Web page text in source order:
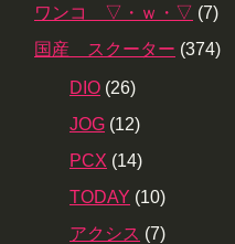
ワンコ ▽・ｗ・▽ (7)
国産 スクーター (374)
DIO (26)
JOG (12)
PCX (14)
TODAY (10)
アクシス (7)